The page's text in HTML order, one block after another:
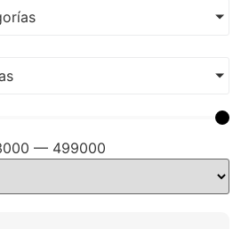
— 499000